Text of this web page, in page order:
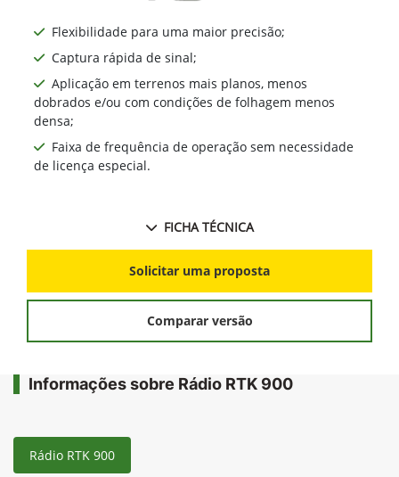
Flexibilidade para uma maior precisão;
Captura rápida de sinal;
Aplicação em terrenos mais planos, menos
dobrados e/ou com condições de folhagem menos
densa;
Faixa de frequência de operação sem necessidade
de licença especial.
FICHA TÉCNICA
Solicitar uma proposta
Comparar versão
Informações sobre Rádio RTK 900
Rádio RTK 900